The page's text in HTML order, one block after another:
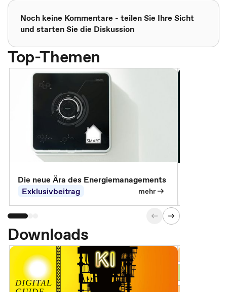
Noch keine Kommentare - teilen Sie Ihre Sicht
und starten Sie die Diskussion
Top-Themen
Die neue Ära des Energiemanagements
Exklusivbeitrag
mehr
Downloads